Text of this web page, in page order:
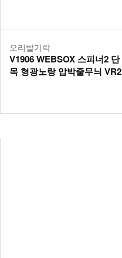
오리발가락
V1906 WEBSOX 스피너2 단
목 형광노랑 압박줄무늬 VR2